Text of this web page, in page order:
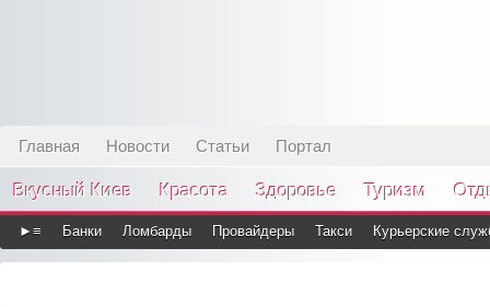
Главная Новости Статьи Портал
Вкусный Киев Красота Здоровье Туризм
►≡ Банки Ломбарды Провайдеры Такси Курьерские